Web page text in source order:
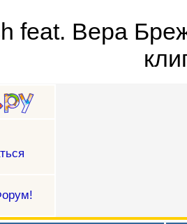
feat. Вера